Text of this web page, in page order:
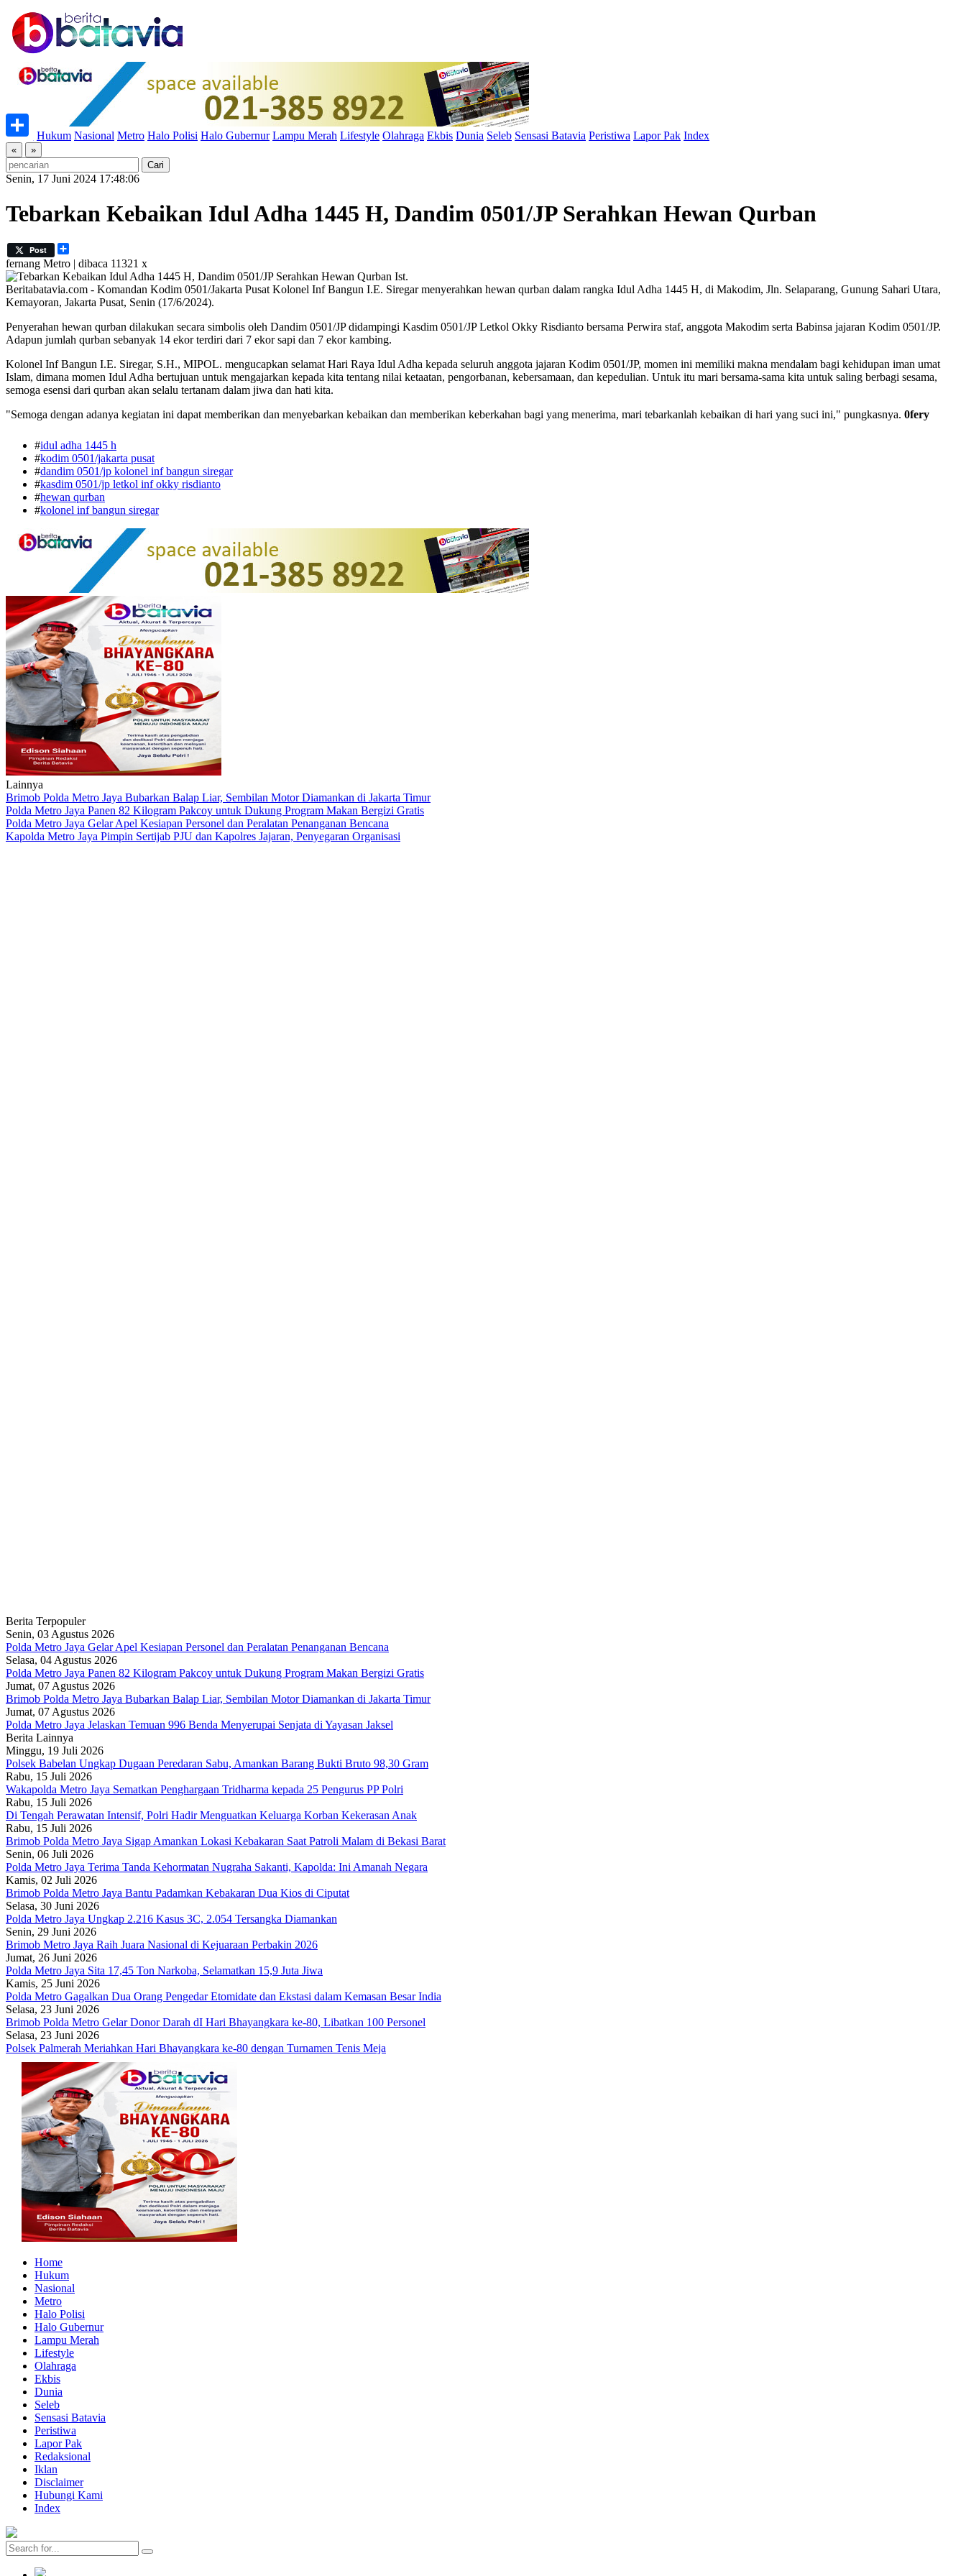
Home Hukum Nasional Metro Halo Polisi Halo Gubernur Lampu Merah Lifestyle Olahraga Ekbis Dunia Seleb Sensasi Batavia Peristiwa Lapor Pak Index
« »
Senin, 17 Juni 2024 17:48:06
Tebarkan Kebaikan Idul Adha 1445 H, Dandim 0501/JP Serahkan Hewan Qurban
Post
fernang Metro | dibaca 11321 x
Ist.
Beritabatavia.com - Komandan Kodim 0501/Jakarta Pusat Kolonel Inf Bangun I.E. Siregar menyerahkan hewan qurban dalam rangka Idul Adha 1445 H, di Makodim, Jln. Selaparang, Gunung Sahari Utara,
Kemayoran, Jakarta Pusat, Senin (17/6/2024).
Penyerahan hewan qurban dilakukan secara simbolis oleh Dandim 0501/JP didampingi Kasdim 0501/JP Letkol Okky Risdianto bersama Perwira staf, anggota Makodim serta Babinsa jajaran Kodim 0501/JP.
Adapun jumlah qurban sebanyak 14 ekor terdiri dari 7 ekor sapi dan 7 ekor kambing.
Kolonel Inf Bangun I.E. Siregar, S.H., MIPOL. mengucapkan selamat Hari Raya Idul Adha kepada seluruh anggota jajaran Kodim 0501/JP, momen ini memiliki makna mendalam bagi kehidupan iman umat
Islam, dimana momen Idul Adha bertujuan untuk mengajarkan kepada kita tentang nilai ketaatan, pengorbanan, kebersamaan, dan kepedulian. Untuk itu mari bersama-sama kita untuk saling berbagi sesama,
semoga esensi dari qurban akan selalu tertanam dalam jiwa dan hati kita.
"Semoga dengan adanya kegiatan ini dapat memberikan dan menyebarkan kebaikan dan memberikan keberkahan bagi yang menerima, mari tebarkanlah kebaikan di hari yang suci ini," pungkasnya. 0fery
Share
#idul adha 1445 h
#kodim 0501/jakarta pusat
#dandim 0501/jp kolonel inf bangun siregar
#kasdim 0501/jp letkol inf okky risdianto
#hewan qurban
#kolonel inf bangun siregar
Lainnya
Brimob Polda Metro Jaya Bubarkan Balap Liar, Sembilan Motor Diamankan di Jakarta Timur
Polda Metro Jaya Panen 82 Kilogram Pakcoy untuk Dukung Program Makan Bergizi Gratis
Polda Metro Jaya Gelar Apel Kesiapan Personel dan Peralatan Penanganan Bencana
Kapolda Metro Jaya Pimpin Sertijab PJU dan Kapolres Jajaran, Penyegaran Organisasi
Berita Terpopuler
Senin, 03 Agustus 2026
Polda Metro Jaya Gelar Apel Kesiapan Personel dan Peralatan Penanganan Bencana
Selasa, 04 Agustus 2026
Polda Metro Jaya Panen 82 Kilogram Pakcoy untuk Dukung Program Makan Bergizi Gratis
Jumat, 07 Agustus 2026
Brimob Polda Metro Jaya Bubarkan Balap Liar, Sembilan Motor Diamankan di Jakarta Timur
Jumat, 07 Agustus 2026
Polda Metro Jaya Jelaskan Temuan 996 Benda Menyerupai Senjata di Yayasan Jaksel
Berita Lainnya
Minggu, 19 Juli 2026
Polsek Babelan Ungkap Dugaan Peredaran Sabu, Amankan Barang Bukti Bruto 98,30 Gram
Rabu, 15 Juli 2026
Wakapolda Metro Jaya Sematkan Penghargaan Tridharma kepada 25 Pengurus PP Polri
Rabu, 15 Juli 2026
Di Tengah Perawatan Intensif, Polri Hadir Menguatkan Keluarga Korban Kekerasan Anak
Rabu, 15 Juli 2026
Brimob Polda Metro Jaya Sigap Amankan Lokasi Kebakaran Saat Patroli Malam di Bekasi Barat
Senin, 06 Juli 2026
Polda Metro Jaya Terima Tanda Kehormatan Nugraha Sakanti, Kapolda: Ini Amanah Negara
Kamis, 02 Juli 2026
Brimob Polda Metro Jaya Bantu Padamkan Kebakaran Dua Kios di Ciputat
Selasa, 30 Juni 2026
Polda Metro Jaya Ungkap 2.216 Kasus 3C, 2.054 Tersangka Diamankan
Senin, 29 Juni 2026
Brimob Metro Jaya Raih Juara Nasional di Kejuaraan Perbakin 2026
Jumat, 26 Juni 2026
Polda Metro Jaya Sita 17,45 Ton Narkoba, Selamatkan 15,9 Juta Jiwa
Kamis, 25 Juni 2026
Polda Metro Gagalkan Dua Orang Pengedar Etomidate dan Ekstasi dalam Kemasan Besar India
Selasa, 23 Juni 2026
Brimob Polda Metro Gelar Donor Darah dI Hari Bhayangkara ke-80, Libatkan 100 Personel
Selasa, 23 Juni 2026
Polsek Palmerah Meriahkan Hari Bhayangkara ke-80 dengan Turnamen Tenis Meja
Home
Hukum
Nasional
Metro
Halo Polisi
Halo Gubernur
Lampu Merah
Lifestyle
Olahraga
Ekbis
Dunia
Seleb
Sensasi Batavia
Peristiwa
Lapor Pak
Redaksional
Iklan
Disclaimer
Hubungi Kami
Index